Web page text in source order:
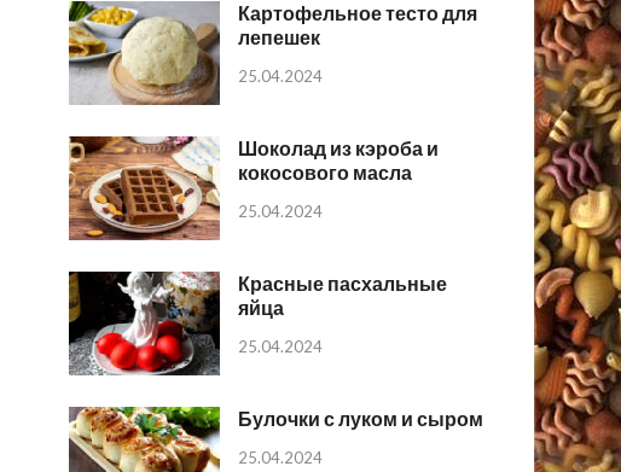
Картофельное тесто для
лепешек
25.04.2024
Шоколад из кэроба и
кокосового масла
25.04.2024
Красные пасхальные
яйца
25.04.2024
Булочки с луком и сыром
25.04.2024